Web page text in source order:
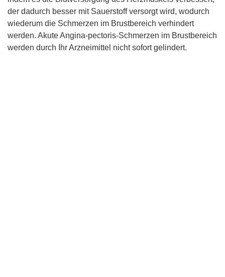
der dadurch besser mit Sauerstoff versorgt wird, wodurch
wiederum die Schmerzen im Brustbereich verhindert
werden. Akute Angina-pectoris-Schmerzen im Brustbereich
werden durch Ihr Arzneimittel nicht sofort gelindert.